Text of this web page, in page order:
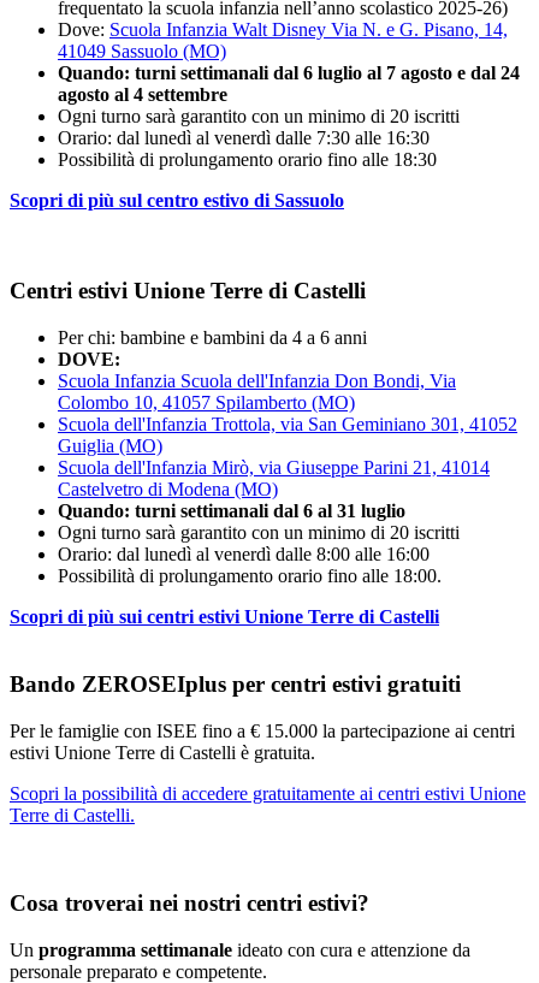
frequentato la scuola infanzia nell’anno scolastico 2025-26)
Dove: Scuola Infanzia Walt Disney Via N. e G. Pisano, 14,
41049 Sassuolo (MO)
Quando: turni settimanali dal 6 luglio al 7 agosto e dal 24
agosto al 4 settembre
Ogni turno sarà garantito con un minimo di 20 iscritti
Orario: dal lunedì al venerdì dalle 7:30 alle 16:30
Possibilità di prolungamento orario fino alle 18:30
Scopri di più sul centro estivo di Sassuolo
Centri estivi Unione Terre di Castelli
Per chi: bambine e bambini da 4 a 6 anni
DOVE:
Scuola Infanzia Scuola dell'Infanzia Don Bondi, Via
Colombo 10, 41057 Spilamberto (MO)
Scuola dell'Infanzia Trottola, via San Geminiano 301, 41052
Guiglia (MO)
Scuola dell'Infanzia Mirò, via Giuseppe Parini 21, 41014
Castelvetro di Modena (MO)
Quando: turni settimanali dal 6 al 31 luglio
Ogni turno sarà garantito con un minimo di 20 iscritti
Orario: dal lunedì al venerdì dalle 8:00 alle 16:00
Possibilità di prolungamento orario fino alle 18:00.
Scopri di più sui centri estivi Unione Terre di Castelli
Bando ZEROSEIplus per centri estivi gratuiti
Per le famiglie con ISEE fino a € 15.000 la partecipazione ai centri
estivi Unione Terre di Castelli è gratuita.
Scopri la possibilità di accedere gratuitamente ai centri estivi Unione
Terre di Castelli.
Cosa troverai nei nostri centri estivi?
Un programma settimanale ideato con cura e attenzione da
personale preparato e competente.